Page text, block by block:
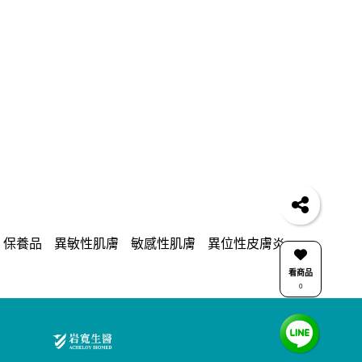
保養品 異敏性肌膚 敏感性肌膚 異位性皮膚炎
看商品
0